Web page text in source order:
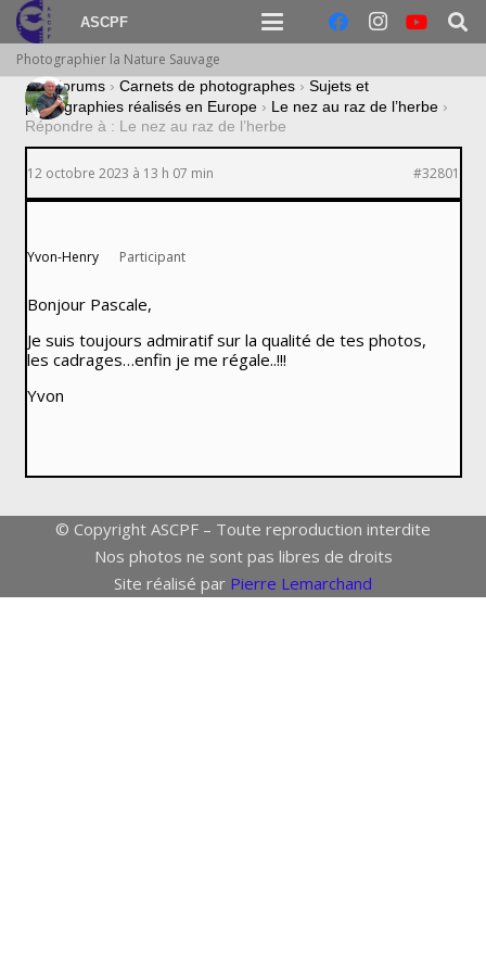
ASCPF
Photographier la Nature Sauvage
› Forums › Carnets de photographes › Sujets et
photographies réalisés en Europe › Le nez au raz de l’herbe ›
Répondre à : Le nez au raz de l’herbe
12 octobre 2023 à 13 h 07 min #32801
Yvon-Henry Participant
Bonjour Pascale,
Je suis toujours admiratif sur la qualité de tes photos,
les cadrages…enfin je me régale..!!!
Yvon
© Copyright ASCPF – Toute reproduction interdite
Nos photos ne sont pas libres de droits
Site réalisé par Pierre Lemarchand